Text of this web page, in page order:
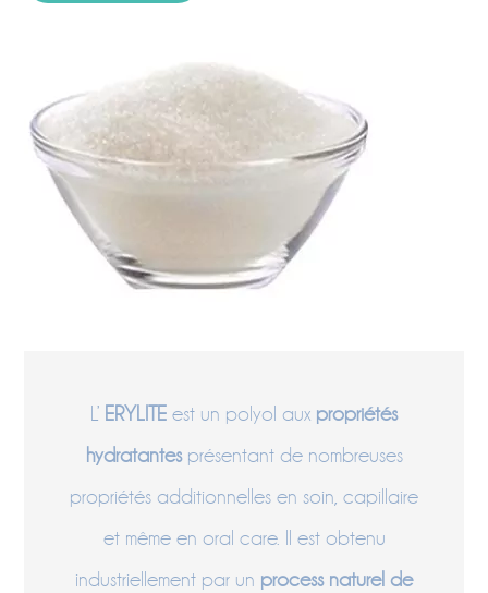
L’ ERYLITE est un polyol aux propriétés
hydratantesprésentant de nombreuses
propriétés additionnelles en soin, capillaire
et même en oral care. Il est obtenu
industriellement par un process naturel de